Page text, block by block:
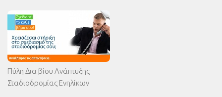
Πύλη Δια βίου Ανάπτυξης
Σταδιοδρομίας Ενηλίκων